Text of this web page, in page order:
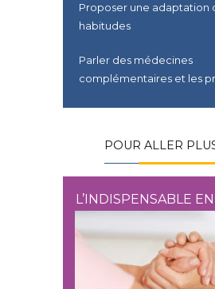
Proposer une adaptation
habitudes
Parler des médecines
complémentaires et les
POUR ALLER
L’INDISPENSABLE